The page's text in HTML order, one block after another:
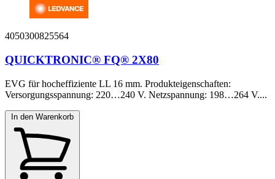
4050300825564
QUICKTRONIC® FQ® 2X80
EVG für hocheffiziente LL 16 mm. Produkteigenschaften:
Versorgungsspannung: 220…240 V. Netzspannung: 198…264 V....
In den Warenkorb